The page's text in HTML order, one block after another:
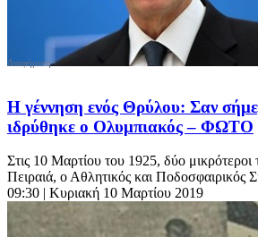
Η γέννηση ενός Θρύλου: Σαν
ιδρύθηκε ο Ολυμπιακός – ΦΩΤΟ
Στις 10 Μαρτίου του 1925, δύο μικρότεροι
Πειραιά, ο Αθλητικός και Ποδοσφαιρικός
09:30 | Κυριακή 10 Μαρτίου 2019